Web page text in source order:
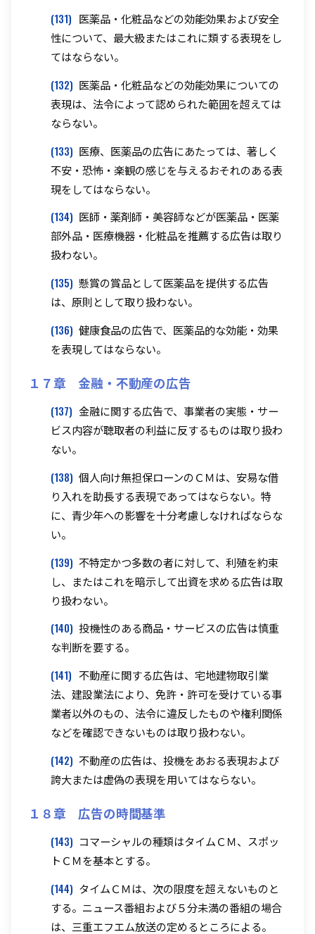
(131) 医薬品・化粧品などの効能効果および安全
性について、最大級またはこれに類する表現をし
てはならない。
(132) 医薬品・化粧品などの効能効果についての
表現は、法令によって認められた範囲を超えては
ならない。
(133) 医療、医薬品の広告にあたっては、著しく
不安・恐怖・楽観の感じを与えるおそれのある表
現をしてはならない。
(134) 医師・薬剤師・美容師などが医薬品・医薬
部外品・医療機器・化粧品を推薦する広告は取り
扱わない。
(135) 懸賞の賞品として医薬品を提供する広告
は、原則として取り扱わない。
(136) 健康食品の広告で、医薬品的な効能・効果
を表現してはならない。
１７章 金融・不動産の広告
(137) 金融に関する広告で、事業者の実態・サー
ビス内容が聴取者の利益に反するものは取り扱わ
ない。
(138) 個人向け無担保ローンのＣＭは、安易な借
り入れを助長する表現であってはならない。特
に、青少年への影響を十分考慮しなければならな
い。
(139) 不特定かつ多数の者に対して、利殖を約束
し、またはこれを暗示して出資を求める広告は取
り扱わない。
(140) 投機性のある商品・サービスの広告は慎重
な判断を要する。
(141) 不動産に関する広告は、宅地建物取引業
法、建設業法により、免許・許可を受けている事
業者以外のもの、法令に違反したものや権利関係
などを確認できないものは取り扱わない。
(142) 不動産の広告は、投機をあおる表現および
誇大または虚偽の表現を用いてはならない。
１８章 広告の時間基準
(143) コマーシャルの種類はタイムＣＭ、スポッ
トＣＭを基本とする。
(144) タイムＣＭは、次の限度を超えないものと
する。ニュース番組および５分未満の番組の場合
は、三重エフエム放送の定めるところによる。